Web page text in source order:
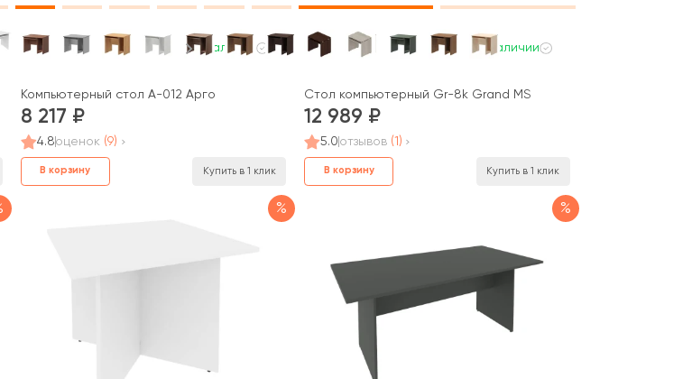
В наличии
Компьютерный стол А-012 Арго
8 217
4.8оценок (9)
В корзину Купить в 1 клик
В наличии
Стол компьютерный Gr-8k Grand MS
12 989
5.0 отзывов (1)
В корзину Купить в 1 клик
% %